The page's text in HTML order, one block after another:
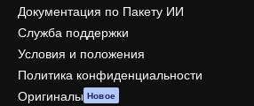
Документация по Пакету ИИ
Служба поддержки
Условия и положения
Политика конфиденциальности
Оригиналы Новое